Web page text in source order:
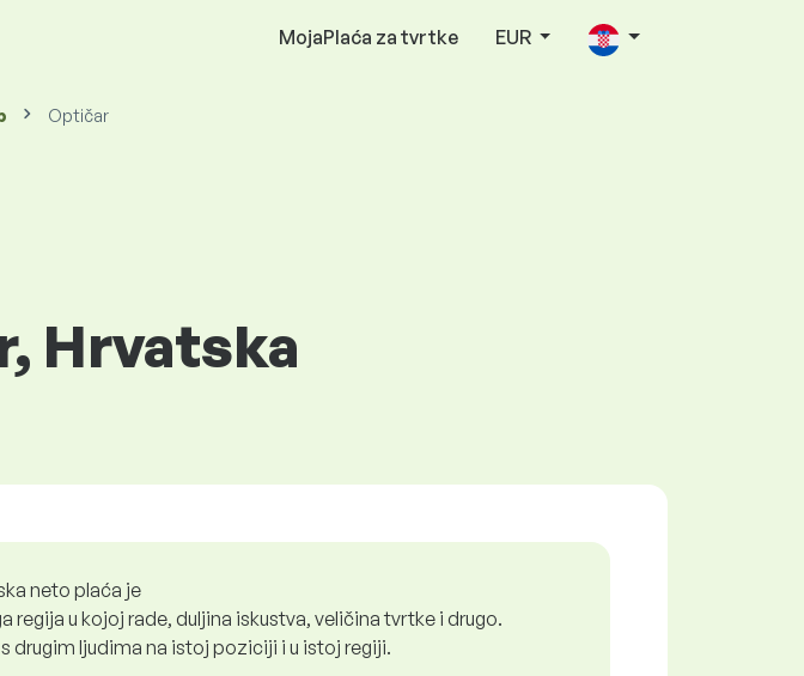
MojaPlaća za tvrtke EUR
Optičar
Hrvatska
neto plaća je
u kojoj rade, duljina iskustva, veličina tvrtke i drugo.
drugim ljudima na istoj poziciji i u istoj regiji.